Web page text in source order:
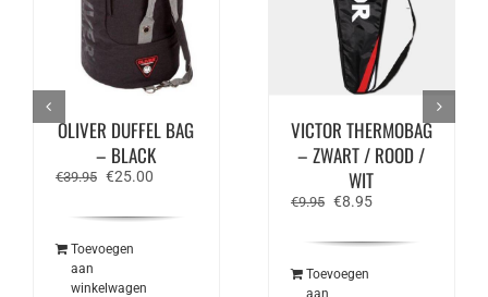
OLIVER DUFFEL BAG
– BLACK
€39.95 Oorspronkelijke
€25.00Huidige
Toevoegen
aan
winkelwagen
VICTOR THERMOBAG
– ZWART / ROOD /
WIT
€9.95 Oorspronkelijke
€8.95Huidige
Toevoegen
aan